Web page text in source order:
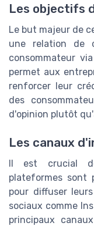
Les objectifs
Le but majeur de
une relation de
consommateur
permet aux
renforcer leur
des
d'opinion plutôt
Les canaux
Il est crucial
plateformes sont
pour diffuser
sociaux comme
principaux